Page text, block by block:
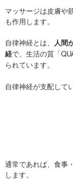
マッサージは皮膚や
も作用します。
自律神経とは、
人間
経で、生活の質「
られています。
自律神経が支配して
通常であれば、食事
します。